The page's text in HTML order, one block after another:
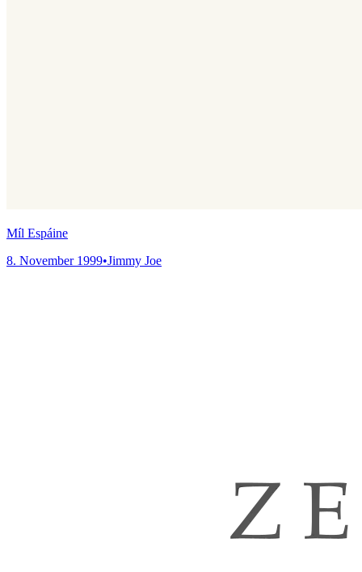
Míl Espáine
8. November 1999•Jimmy Joe